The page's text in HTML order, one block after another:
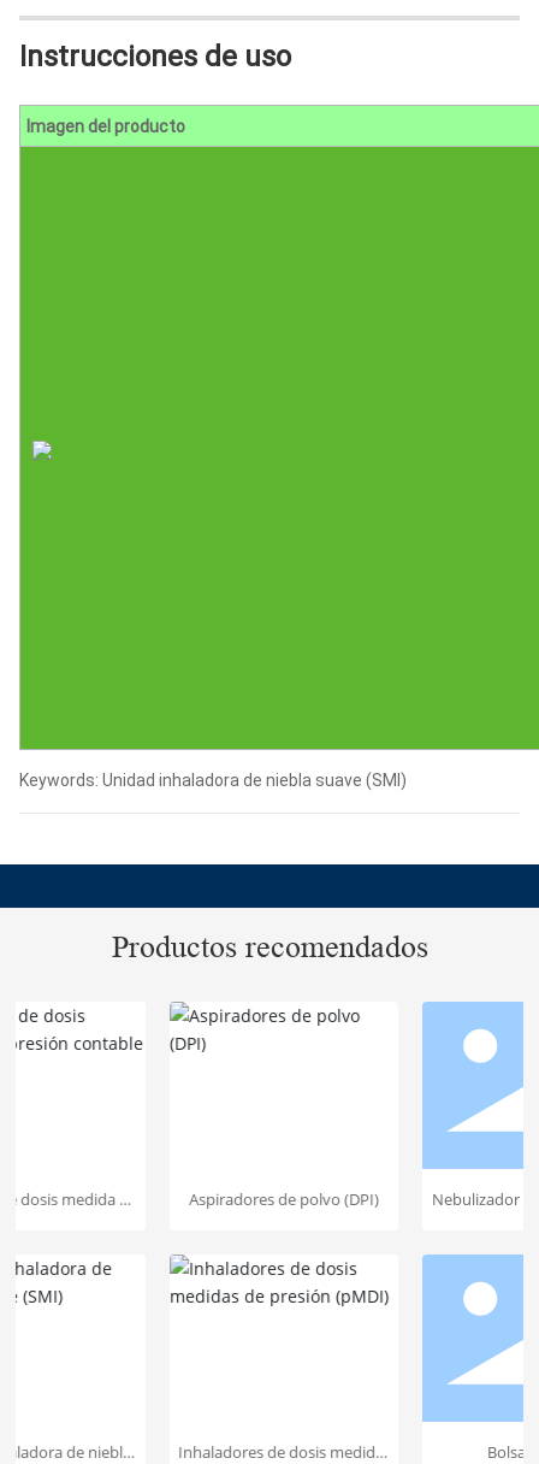
Instrucciones de uso
Imagen del producto
Keywords: Unidad inhaladora de niebla suave (SMI)
Productos recomendados
de
Aspiradores de polvo (DPI)
Inhaladores de dosis medidas
Nebulizador piezoeléctrico de
Bolsa de orina